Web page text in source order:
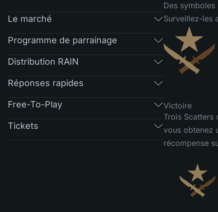
Le marché
Programme de parrainage
Distribution RAIN
Réponses rapides
Free-To-Play
Tickets
Des
Surveillez-les
Victoire
Trois
vous obtenez
récompense